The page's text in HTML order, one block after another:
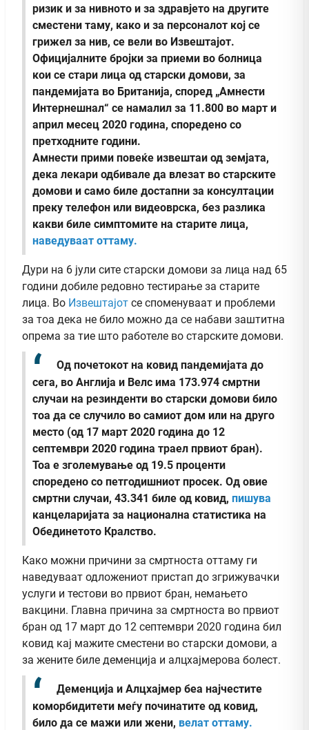
ризик и за нивното и за здравјето на другите
сместени таму, како и за персоналот кој се
грижел за нив, се вели во Извештајот.
Официјалните бројки за приеми во болница
кои се стари лица од старски домови, за
пандемијата во Британија, според „Амнести
Интернешнал“ се намалил за 11.800 во март и
април месец 2020 година, споредено со
претходните години.
Амнести прими повеќе извештаи од земјата,
дека лекари одбивале да влезат во старските
домови и само биле достапни за консултации
преку телефон или видеоврска, без разлика
какви биле симптомите на старите лица,
наведуваат оттаму.
Дури на 6 јули сите старски домови за лица над 65
години добиле редовно тестирање за старите
лица. Во Извештајот се споменуваат и проблеми
за тоа дека не било можно да се набави заштитна
опрема за тие што работеле во старските домови.
Од почетокот на ковид пандемијата до
сега, во Англија и Велс има 173.974 смртни
случаи на резинденти во старски домови било
тоа да се случило во самиот дом или на друго
место (од 17 март 2020 година до 12
септември 2020 година траел првиот бран).
Тоа е зголемување од 19.5 проценти
споредено со петгодишниот просек. Од овие
смртни случаи, 43.341 биле од ковид, пишува
канцеларијата за национална статистика на
Обединетото Кралство.
Како можни причини за смртноста оттаму ги
наведуваат одложениот пристап до згрижувачки
услуги и тестови во првиот бран, немањето
вакцини. Главна причина за смртноста во првиот
бран од 17 март до 12 септември 2020 година бил
ковид кај мажите сместени во старски домови, а
за жените биле деменција и алцхајмерова болест.
Деменција и Алцхајмер беа најчестите
коморбидитети меѓу починатите од ковид,
било да се мажи или жени, велат оттаму.